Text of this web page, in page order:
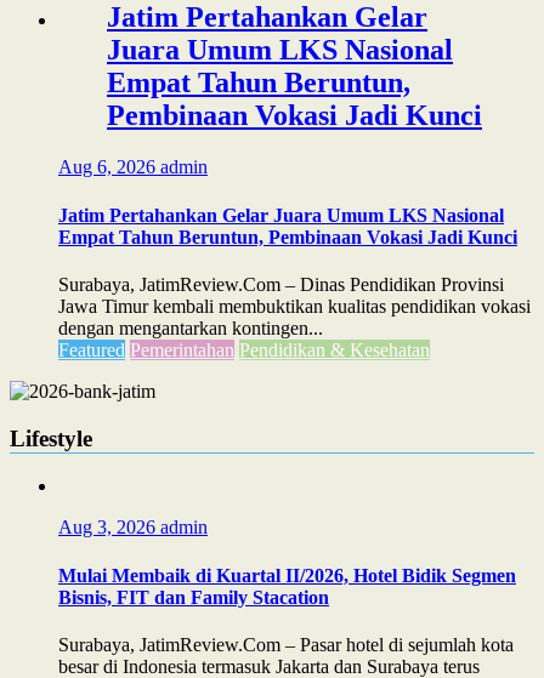
Jatim Pertahankan Gelar
Juara Umum LKS Nasional
Empat Tahun Beruntun,
Pembinaan Vokasi Jadi Kunci
Aug 6, 2026 admin
Jatim Pertahankan Gelar Juara Umum LKS Nasional
Empat Tahun Beruntun, Pembinaan Vokasi Jadi Kunci
Surabaya, JatimReview.Com – Dinas Pendidikan Provinsi
Jawa Timur kembali membuktikan kualitas pendidikan vokasi
dengan mengantarkan kontingen...
Featured Pemerintahan Pendidikan & Kesehatan
Lifestyle
Aug 3, 2026 admin
Mulai Membaik di Kuartal II/2026, Hotel Bidik Segmen
Bisnis, FIT dan Family Stacation
Surabaya, JatimReview.Com – Pasar hotel di sejumlah kota
besar di Indonesia termasuk Jakarta dan Surabaya terus